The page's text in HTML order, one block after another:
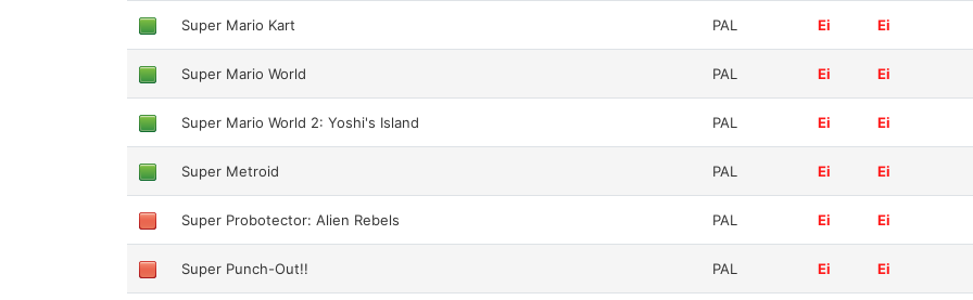
Super Mario Kart PAL Ei Ei
Super Mario World PAL Ei Ei
Super Mario World 2: Yoshi's Island PAL Ei Ei
Super Metroid PAL Ei Ei
Super Probotector: Alien Rebels PAL Ei Ei
Super Punch-Out!! PAL Ei Ei